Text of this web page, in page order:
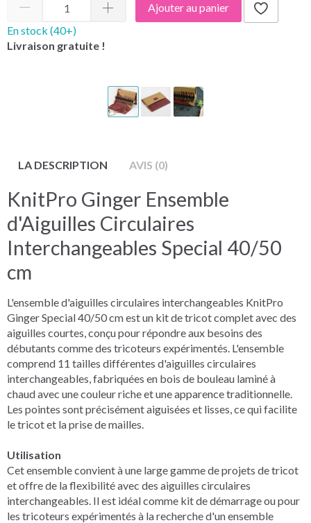
Ajouter au panier
En stock (40+)
Livraison gratuite !
LA DESCRIPTION AVIS (0)
KnitPro Ginger Ensemble
d'Aiguilles Circulaires
Interchangeables Special 40/50
cm
L'ensemble d'aiguilles circulaires interchangeables KnitPro
Ginger Special 40/50 cm est un kit de tricot complet avec des
aiguilles courtes, conçu pour répondre aux besoins des
débutants comme des tricoteurs expérimentés. L'ensemble
comprend 11 tailles différentes d'aiguilles circulaires
interchangeables, fabriquées en bois de bouleau laminé à
chaud avec une couleur riche et une apparence traditionnelle.
Les pointes sont précisément aiguisées et lisses, ce qui facilite
le tricot et la prise de mailles.
Utilisation
Cet ensemble convient à une large gamme de projets de tricot
et offre de la flexibilité avec des aiguilles circulaires
interchangeables. Il est idéal comme kit de démarrage ou pour
les tricoteurs expérimentés à la recherche d'un ensemble